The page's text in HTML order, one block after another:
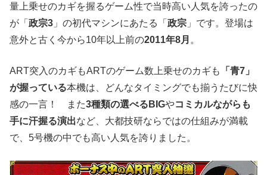
量上乗せのカギを握るゲーム性で当時高い人気を誇ったの
が「 政宗3 」の初代マシンにあたる「 政宗 」です。登場は
意外と古く今から10年以上前の2011年8月 。
ART突入のカギもARTのゲーム数上乗せのカギも
「青7」
が握っている本機は、どんなタイミングでも揃うたびに快
感の一言！ また3種類の選べるBIGやコミカルながらも
手に汗握る演出など、大都技研ならではの仕組みが満載
で、5号機の中でも高い人気を誇りました。